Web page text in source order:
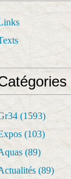
(1593)
(103)
(89)
(89)